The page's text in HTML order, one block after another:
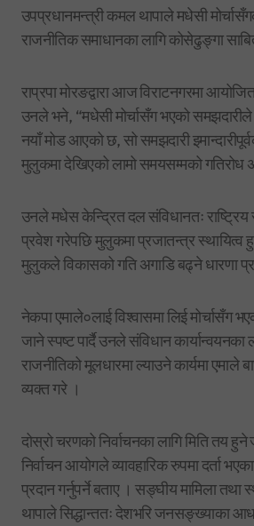
उपप्रधानमन्त्री कमल थापाले मधेसी
राजनीतिक समाधानका लागि कोसेढुङ्गा
राप्रपा मोरङद्वारा आज विराटनगरमा
उनले भने, “मधेसी मोर्चासँग भएको
नयाँ मोड आएको छ, सो समझदारी
मुलुकमा देखिएको लामो समयसम्मको गतिरोध
उनले मधेस केन्द्रित दल संविधानतः राष्ट्रिय
प्रवेश गरेपछि मुलुकमा प्रजातन्त्र स्थायित्व
मुलुकले विकासको गति अगाडि बढ्ने धारणा
नेकपा एमाले०लाई विश्वासमा लिई मोर्चासँग
जाने स्पष्ट पार्दै उनले संविधान कार्यान्वयनका
राजनीतिको मूलधारमा ल्याउने कार्यमा एमाले
व्यक्त गरे ।
दोस्रो चरणको निर्वाचनका लागि मिति तय
निर्वाचन आयोगले व्यावहारिक रुपमा दर्ता
प्रदान गर्नुपर्ने बताए । सङ्घीय मामिला तथा
थापाले सिद्धान्ततः देशभरि जनसङ्ख्याका